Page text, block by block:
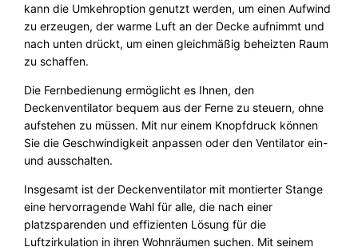
kann die Umkehroption genutzt werden, um einen Aufwind
zu erzeugen, der warme Luft an der Decke aufnimmt und
nach unten drückt, um einen gleichmäßig beheizten Raum
zu schaffen.
Die Fernbedienung ermöglicht es Ihnen, den
Deckenventilator bequem aus der Ferne zu steuern, ohne
aufstehen zu müssen. Mit nur einem Knopfdruck können
Sie die Geschwindigkeit anpassen oder den Ventilator ein-
und ausschalten.
Insgesamt ist der Deckenventilator mit montierter Stange
eine hervorragende Wahl für alle, die nach einer
platzsparenden und effizienten Lösung für die
Luftzirkulation in ihren Wohnräumen suchen. Mit seinem